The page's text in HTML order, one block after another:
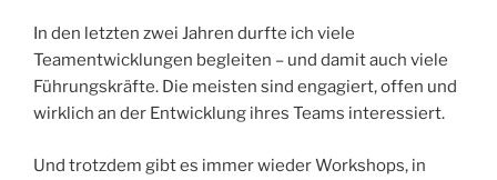
In den letzten zwei Jahren durfte ich viele
Teamentwicklungen begleiten – und damit auch viele
Führungskräfte. Die meisten sind engagiert, offen und
wirklich an der Entwicklung ihres Teams interessiert.
Und trotzdem gibt es immer wieder Workshops, in